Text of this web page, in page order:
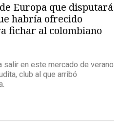
Europa que disputará
habría ofrecido
fichar al colombiano
salir en este mercado de verano
club al que arribó